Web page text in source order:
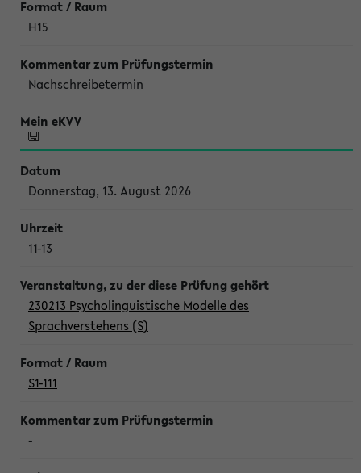
H15
Nachschreibetermin
Donnerstag, 13. August 2026
11-13
230213 Psycholinguistische Modelle des
Sprachverstehens (S)
S1-111
-